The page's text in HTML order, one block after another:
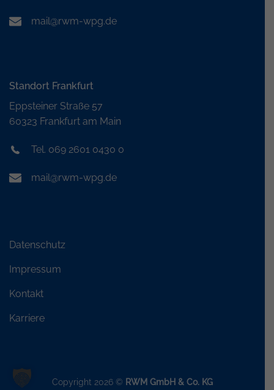
mail@rwm-wpg.de
Standort Frankfurt
Eppsteiner Straße 57
60323 Frankfurt am Main
Tel. 069 2601 0430 0
mail@rwm-wpg.de
Datenschutz
Impressum
Kontakt
Karriere
Copyright 2026 © RWM GmbH & Co. KG